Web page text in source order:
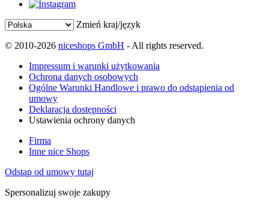
Zmień kraj/język
© 2010-2026 niceshops GmbH - All rights reserved.
Impressum i warunki użytkowania
Ochrona danych osobowych
Ogólne Warunki Handlowe i prawo do odstąpienia od
umowy
Deklaracja dostępności
Ustawienia ochrony danych
Firma
Inne nice Shops
Odstąp od umowy tutaj
Spersonalizuj swoje zakupy